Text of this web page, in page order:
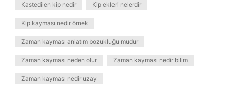
Kastedilen kip nedir Kip ekleri nelerdir
Kip kayması nedir örnek
Zaman kayması anlatım bozukluğu mudur
Zaman kayması neden olur Zaman kayması nedir bilim
Zaman kayması nedir uzay